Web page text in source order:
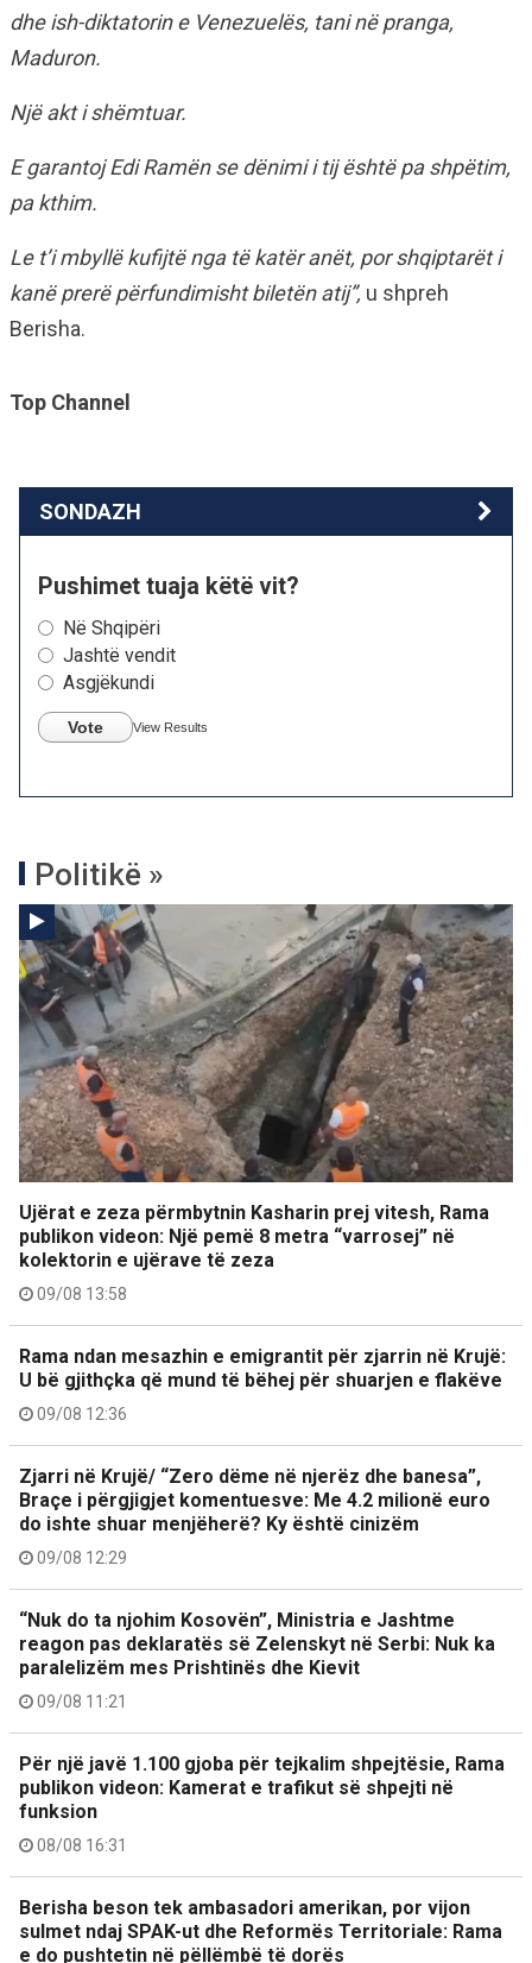
dhe ish-diktatorin e Venezuelës, tani në pranga,
Maduron.
Një akt i shëmtuar.
E garantoj Edi Ramën se dënimi i tij është pa shpëtim,
pa kthim.
Le t’i mbyllë kufijtë nga të katër anët, por shqiptarët i
kanë prerë përfundimisht biletën atij”, u shpreh
Berisha.
Top Channel
SONDAZH
Pushimet tuaja këtë vit?
Në Shqipëri
Jashtë vendit
Asgjëkundi
Vote View Results
Politikë »
Ujërat e zeza përmbytnin Kasharin prej vitesh, Rama
publikon videon: Një pemë 8 metra “varrosej” në
kolektorin e ujërave të zeza
09/08 13:58
Rama ndan mesazhin e emigrantit për zjarrin në Krujë:
U bë gjithçka që mund të bëhej për shuarjen e flakëve
09/08 12:36
Zjarri në Krujë/ “Zero dëme në njerëz dhe banesa”,
Braçe i përgjigjet komentuesve: Me 4.2 milionë euro
do ishte shuar menjëherë? Ky është cinizëm
09/08 12:29
“Nuk do ta njohim Kosovën”, Ministria e Jashtme
reagon pas deklaratës së Zelenskyt në Serbi: Nuk ka
paralelizëm mes Prishtinës dhe Kievit
09/08 11:21
Për një javë 1.100 gjoba për tejkalim shpejtësie, Rama
publikon videon: Kamerat e trafikut së shpejti në
funksion
08/08 16:31
Berisha beson tek ambasadori amerikan, por vijon
sulmet ndaj SPAK-ut dhe Reformës Territoriale: Rama
e do pushtetin në pëllëmbë të dorës